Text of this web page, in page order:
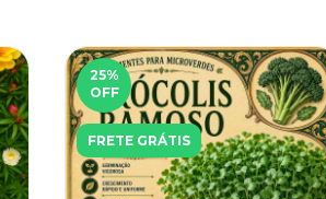
25%
OFF
FRETE GRÁTIS